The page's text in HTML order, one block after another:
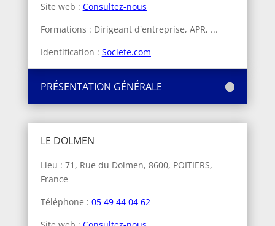
Site web : Consultez-nous
Formations : Dirigeant d'entreprise, APR, ...
Identification : Societe.com
PRÉSENTATION GÉNÉRALE
LE DOLMEN
Lieu : 71, Rue du Dolmen, 8600, POITIERS,
France
Téléphone : 05 49 44 04 62